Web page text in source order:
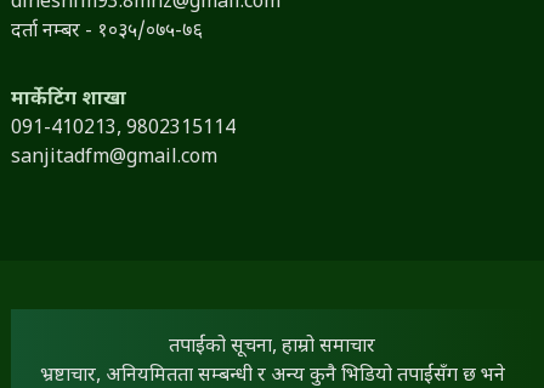
दर्ता नम्बर - १०३५/०७५-७६
मार्केटिंग शाखा
091-410213, 9802315114
sanjitadfm@gmail.com
तपाईंको सूचना, हाम्रो समाचार
भ्रष्टाचार, अनियमितता सम्बन्धी र अन्य कुनै भिडियो तपाईंसँग छ भने